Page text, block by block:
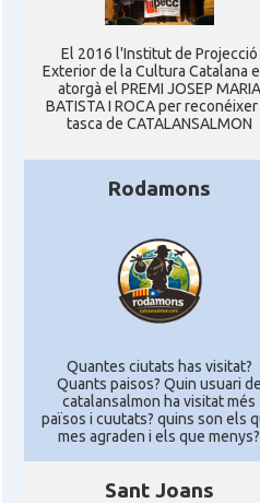
El 2016 l'Institut de Projecció
Exterior de la Cultura Catalana
atorgà el PREMI JOSEP MARIA
BATISTA I ROCA per reconéixer
tasca de CATALANSALMON
Rodamons
Quantes ciutats has visitat?
Quants paisos? Quin usuari de
catalansalmon ha visitat més
països i cuutats? quins son els
mes agraden i els que menys?
Sant Joans